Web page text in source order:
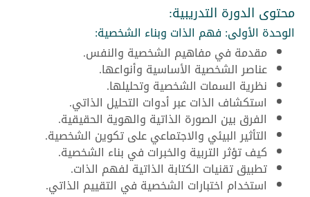
محتوى الدورة التدريبية:
الوحدة الأولى: فهم الذات وبناء الشخصية:
مقدمة في مفاهيم الشخصية والنفس.
عناصر الشخصية الأساسية وأنواعها.
نظرية السمات الشخصية وتحليلها.
استكشاف الذات عبر أدوات التحليل الذاتي.
الفرق بين الصورة الذاتية والهوية الحقيقية.
التأثير البيئي والاجتماعي على تكوين الشخصية.
كيف تؤثر التربية والخبرات في بناء الشخصية.
تطبيق تقنيات الكتابة الذاتية لفهم الذات.
استخدام اختبارات الشخصية في التقييم الذاتي.